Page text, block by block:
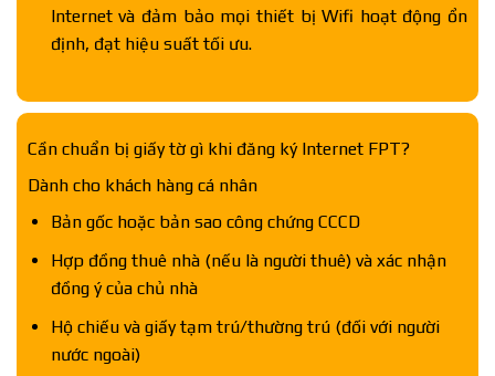
Internet và đảm bảo mọi thiết bị Wifi hoạt động ổn
định, đạt hiệu suất tối ưu.
Cần chuẩn bị giấy tờ gì khi đăng ký Internet FPT?
Dành cho khách hàng cá nhân
Bản gốc hoặc bản sao công chứng CCCD
Hợp đồng thuê nhà (nếu là người thuê) và xác nhận
đồng ý của chủ nhà
Hộ chiếu và giấy tạm trú/thường trú (đối với người
nước ngoài)